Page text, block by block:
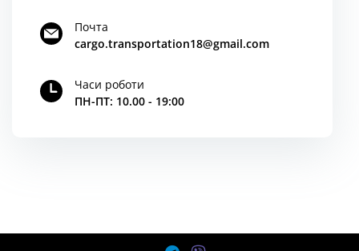
Почта
cargo.transportation18@gmail.com
Часи роботи
ПН-ПТ: 10.00 - 19:00